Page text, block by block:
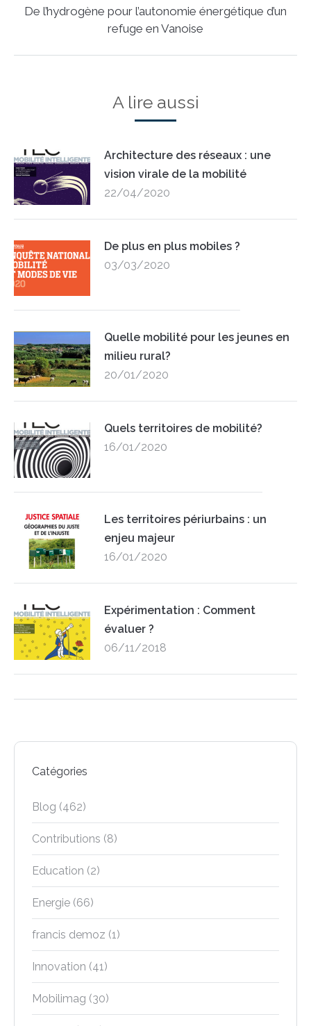
Next
post:
De l’hydrogène pour l’autonomie énergétique d’un
refuge en Vanoise
A lire aussi
Architecture des réseaux : une
vision virale de la mobilité
22/04/2020
De plus en plus mobiles ?
03/03/2020
Quelle mobilité pour les jeunes en
milieu rural?
20/01/2020
Quels territoires de mobilité?
16/01/2020
Les territoires périurbains : un
enjeu majeur
16/01/2020
Expérimentation : Comment
évaluer ?
06/11/2018
Catégories
Blog (462)
Contributions (8)
Education (2)
Energie (66)
francis demoz (1)
Innovation (41)
Mobilimag (30)